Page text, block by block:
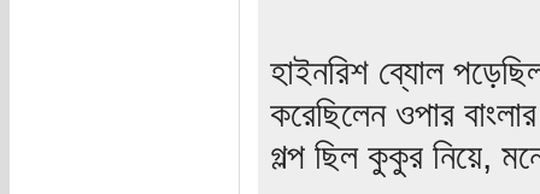
হাইনরিশ ব্যোল
করেছিলেন ওপার
গল্প ছিল কুকুর নিয়ে,